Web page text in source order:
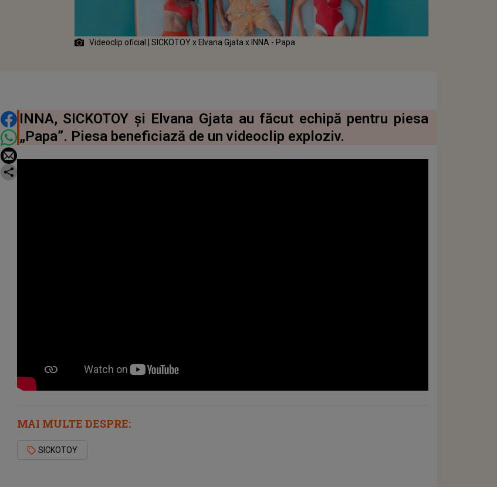
Videoclip oficial | SICKOTOY x Elvana Gjata x INNA - Papa
DISTRIBUIE ARTICOLUL
INNA, SICKOTOY şi Elvana Gjata au făcut echipă pentru piesa
„Papa”. Piesa beneficiază de un videoclip exploziv.
MAI MULTE DESPRE:
SICKOTOY